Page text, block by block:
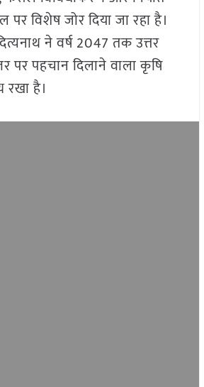
विशेष जोर दिया जा रहा है।
ने वर्ष 2047 तक उत्तर
पर पहचान दिलाने वाला कृषि
रखा है।